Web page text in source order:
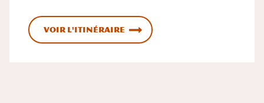
Voir l'itinéraire